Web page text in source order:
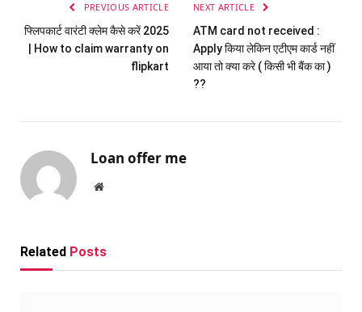
PREVIOUS ARTICLE
फ्लिपकार्ट वारंटी क्लेम कैसे करें 2025
| How to claim warranty on
flipkart
NEXT ARTICLE
ATM card not received :
Apply किया लेकिन एटीएम कार्ड नहीं
आया तो क्या करे ( किसी भी बैंक का )
??
Loan offer me
Website
Related Posts